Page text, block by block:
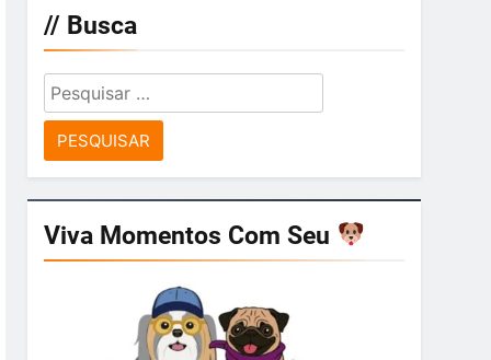
// Busca
Pesquisar
por:
Viva Momentos Com Seu